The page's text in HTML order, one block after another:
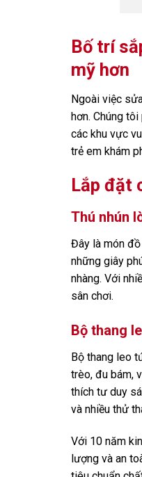
Bố trí
mỹ hơn
Ngoài việc
hơn. Chúng
các khu vực
trẻ em khám
Lắp đặt
Thú nhún
Đây là món
những giây
nhàng. Với
sân chơi.
Bộ thang
Bộ thang leo
trèo, đu bám,
thích tư duy
và nhiều thử
Với 10 năm
lượng và an